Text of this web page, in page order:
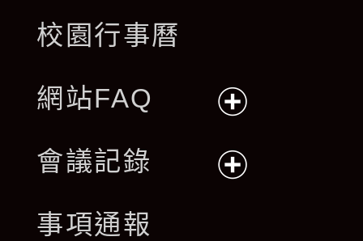
校園行事曆
網站FAQ
開
會議記錄
事項通報